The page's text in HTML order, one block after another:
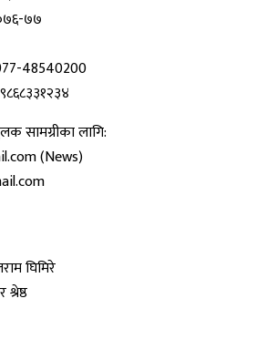
७७
48540200
सामग्रीका लागि:
(News)
घिमिरे